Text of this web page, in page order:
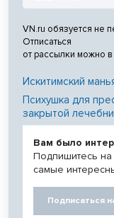
VN.ru обязуется не
Отписаться
от рассылки можно
Искитимский
Психушка для
закрытой
Вам было
Подпишитесь
самые
Подписаться